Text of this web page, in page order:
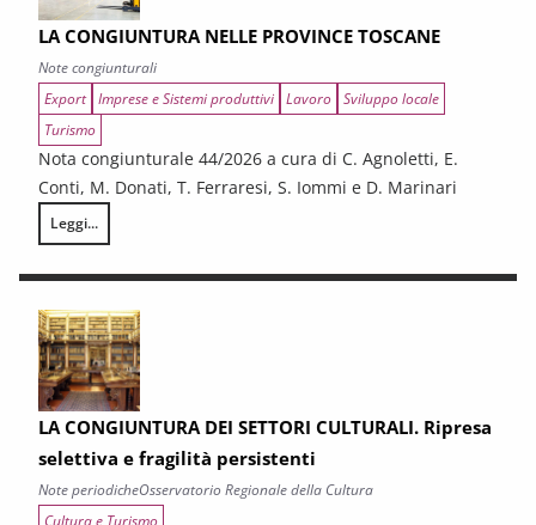
LA CONGIUNTURA NELLE PROVINCE TOSCANE
Note congiunturali
Export Imprese e Sistemi produttivi Lavoro Sviluppo locale
Turismo
Nota congiunturale 44/2026 a cura di C. Agnoletti, E.
Conti, M. Donati, T. Ferraresi, S. Iommi e D. Marinari
Leggi...
LA CONGIUNTURA NELLE PROVINCE TOSCANE
LA CONGIUNTURA DEI SETTORI CULTURALI. Ripresa
selettiva e fragilità persistenti
Note periodicheOsservatorio Regionale della Cultura
Cultura e Turismo